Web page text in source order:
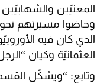
المعنيّين
وخاضوا مسيرتهم
الذي كان فيه
العثمانيّة وكيان
وتابع: “ويشكّل القسم